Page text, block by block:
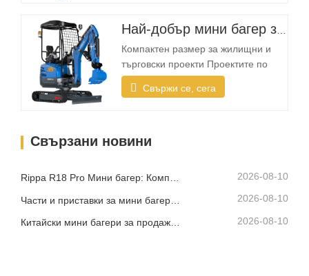
и леки приложения Какво прави
мини багера идеален за жилищна
употреба? Компактен размер и
лесен транспорт Най-…
Компактен размер за жилищни и
търговски проекти Проектите по
озеленяване често се извършват в
ограничени пространства като
Компактният багер трябва да е
осигурява надеждна копателна…
Свържи се, сега
Свързани новини
Rippa R18 Pro Мини багер: Компактен багер, създаден за професионални задачи 2026-08-10
2026-08-10
2026-08-10